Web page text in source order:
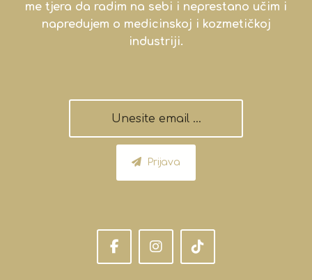
me tjera da radim na sebi i neprestano učim i
napredujem o medicinskoj i kozmetičkoj
industriji.
Prijava